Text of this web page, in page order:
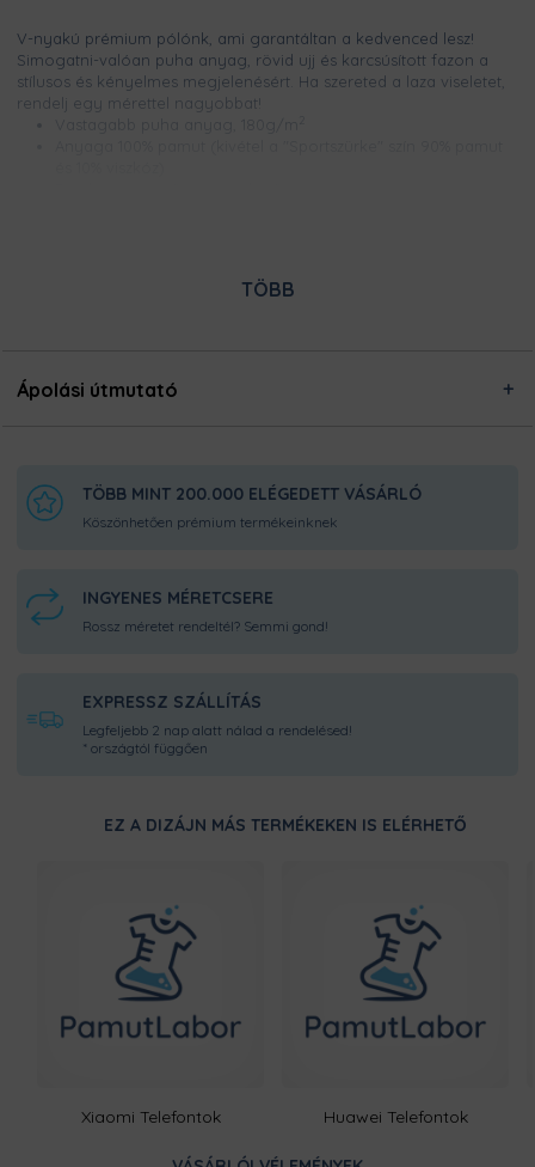
V-nyakú prémium pólónk, ami garantáltan a kedvenced lesz!
Simogatni-valóan puha anyag, rövid ujj és karcsúsított fazon a
stílusos és kényelmes megjelenésért. Ha szereted a laza viseletet,
rendelj egy mérettel nagyobbat!
Nem nyúlik és nem zsugorodik
azon dolgoznak, hogy minél gyorsabban elkészüljenek a
TÖBB
Ápolási útmutató
TÖBB MINT 200.000 ELÉGEDETT VÁSÁRLÓ
Köszönhetően prémium termékeinknek
INGYENES MÉRETCSERE
Rossz méretet rendeltél? Semmi gond!
EXPRESSZ SZÁLLÍTÁS
Legfeljebb 2 nap alatt nálad a rendelésed!
* országtól függően
EZ A DIZÁJN MÁS TERMÉKEKEN IS ELÉRHETŐ
Xiaomi Telefontok Huawei Telefontok